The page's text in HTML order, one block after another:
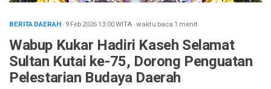
BERITA DAERAH· 9 Feb 202613:00WITA·waktu baca 1 menit
Wabup Kukar Hadiri Kaseh Selamat
Sultan Kutai ke-75, Dorong Penguatan
Pelestarian Budaya Daerah